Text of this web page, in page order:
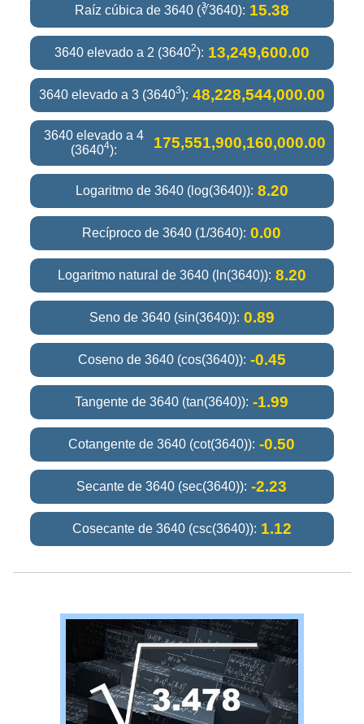
Raíz cúbica de 3640 (∛3640): 15.38
3640 elevado a 2 (36402): 13,249,600.00
3640 elevado a 3 (36403): 48,228,544,000.00
3640 elevado a 4
(36404): 175,551,900,160,000.00
Logaritmo de 3640 (log(3640)): 8.20
Recíproco de 3640 (1/3640): 0.00
Logaritmo natural de 3640 (ln(3640)): 8.20
Seno de 3640 (sin(3640)): 0.89
Coseno de 3640 (cos(3640)): -0.45
Tangente de 3640 (tan(3640)): -1.99
Cotangente de 3640 (cot(3640)): -0.50
Secante de 3640 (sec(3640)): -2.23
Cosecante de 3640 (csc(3640)): 1.12